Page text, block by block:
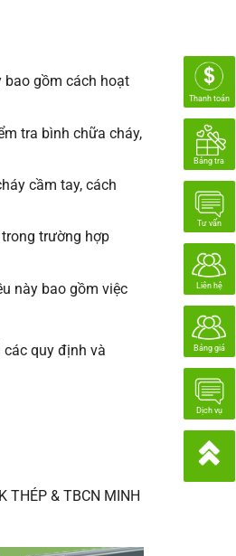
bao gồm cách hoạt
tra bình chữa cháy,
cầm tay, cách
trường hợp
này bao gồm việc
các quy định và
THÉP & TBCN MINH
Thanh toán
Bảng tra
Tư vấn
Liên hệ
Bảng giá
Dịch vụ